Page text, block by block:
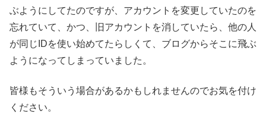
ぶようにしてたのですが、アカウントを変更していたのを
忘れていて、かつ、旧アカウントを消していたら、他の人
が同じIDを使い始めてたらしくて、ブログからそこに飛ぶ
ようになってしまっていました。
皆様もそういう場合があるかもしれませんのでお気を付け
ください。